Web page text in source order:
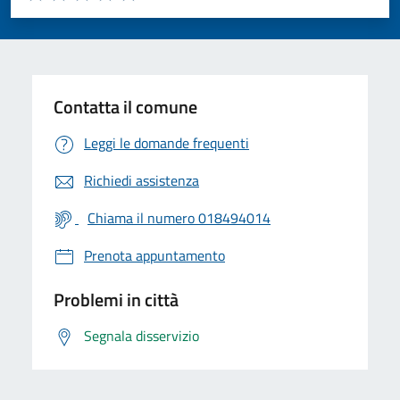
Valuta 5 stelle su 5
Valuta 4 stelle su 5
Valuta 3 stelle su 5
Valuta 2 stelle su 5
Valuta 1 stelle su 5
Contatta il comune
Leggi le domande frequenti
Richiedi assistenza
Chiama il numero 018494014
Prenota appuntamento
Problemi in città
Segnala disservizio